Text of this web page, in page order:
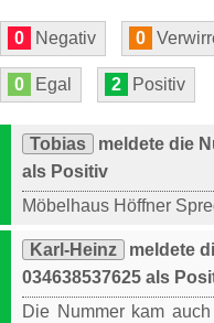
0 Negativ 0
0 Egal 2 Positiv
Tobias
meldete die
als Positiv
Möbelhaus Höffner
Karl-Heinz
meldete
034638537625 als
Die Nummer kam